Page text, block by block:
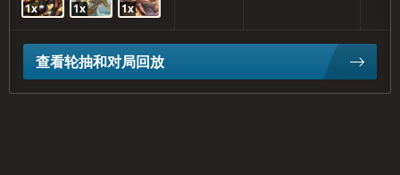
1x 1x 1x
查看轮抽和对局回放